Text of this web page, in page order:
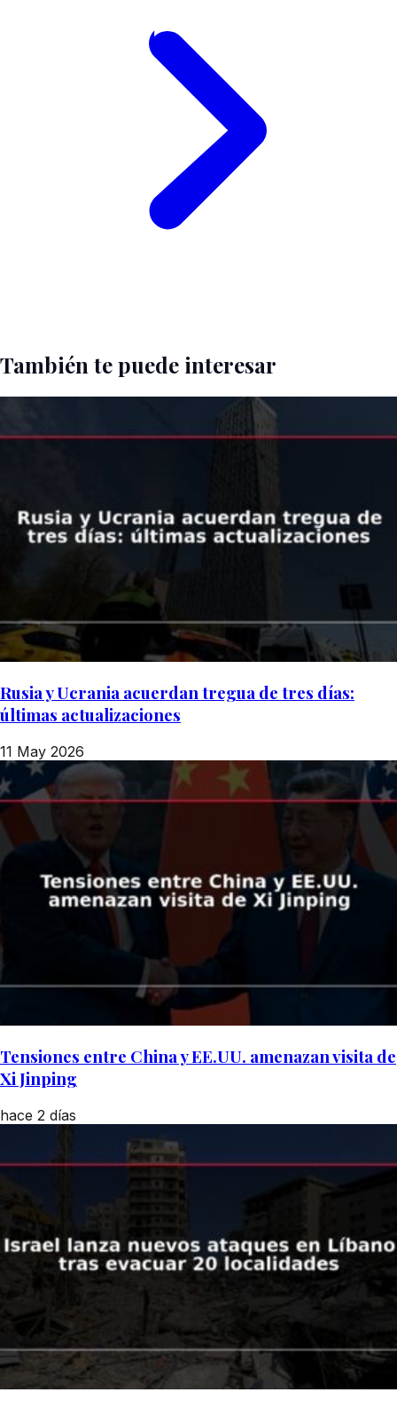
También te puede interesar
Rusia y Ucrania acuerdan tregua de tres días:
últimas actualizaciones
11 May 2026
Tensiones entre China y EE.UU. amenazan visita de
Xi Jinping
hace 2 días